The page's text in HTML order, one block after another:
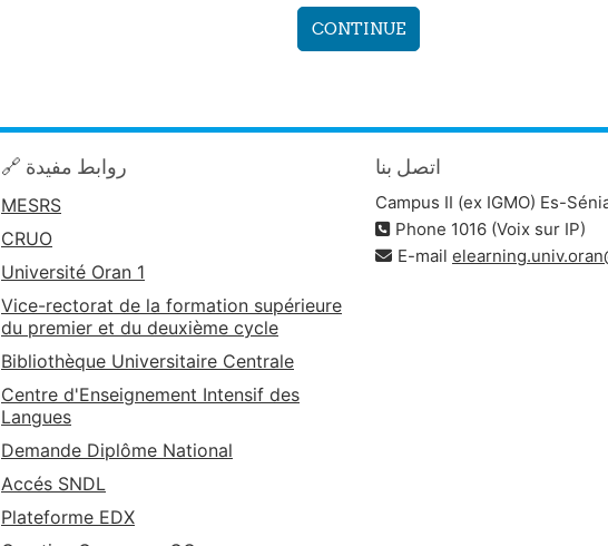
CONTINUE
🔗 روابط مفيدة
MESRS
CRUO
Université Oran 1
Vice-rectorat de la formation supérieure
du premier et du deuxième cycle
Bibliothèque Universitaire Centrale
Centre d'Enseignement Intensif des
Langues
Demande Diplôme National
Accés SNDL
Plateforme EDX
اتصل بنا
Campus II (ex IGMO) Es-
Phone 1016 (Voix sur IP)
E-mail